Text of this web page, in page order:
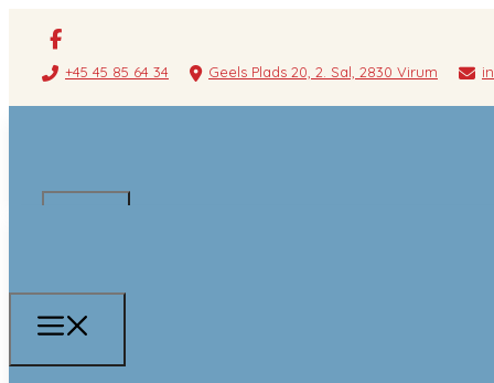
+45 45 85 64 34 Geels Plads 20, 2. Sal, 2830 Virum